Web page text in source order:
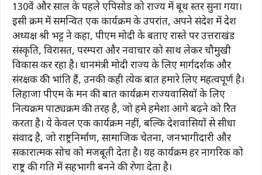
130वें और साल के पहले एपिसोड को राज्य में बूथ स्तर सुना गया।
इसी क्रम में समन्वित एक कार्यक्रम के उपरांत, अपने संदेश में प्रदेश
अध्यक्ष श्री भट्ट ने कहा, पीएम मोदी के बताए रास्ते पर उत्तराखंड
संस्कृति, विरासत, परम्परा और नवाचार को साथ लेकर चौमुखी
विकास कर रहा है। प्रधानमंत्री मोदी राज्य के लिए मार्गदर्शक और
संरक्षक की भांति हैं, उनकी कही प्रत्येक बात हमारे लिए महत्वपूर्ण है।
लिहाजा पीएम के मन की बात कार्यक्रम राज्यवासियों के लिए
नित्यक्रम पाठ्यक्रम की तरह है, जो हमे हमेशा आगे बढ़ने को प्रेरित
करता है। ये केवल एक कार्यक्रम नहीं, बल्कि देशवासियों से सीधा
संवाद है, जो राष्ट्रनिर्माण, सामाजिक चेतना, जनभागीदारी और
सकारात्मक सोच को मजबूती देता है। यह कार्यक्रम हर नागरिक को
राष्ट्र की प्रगति में सहभागी बनने की प्रेरणा देता है।